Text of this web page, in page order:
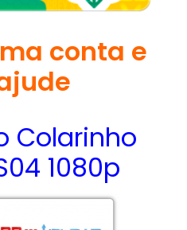
conta e
Colarinho
1080p